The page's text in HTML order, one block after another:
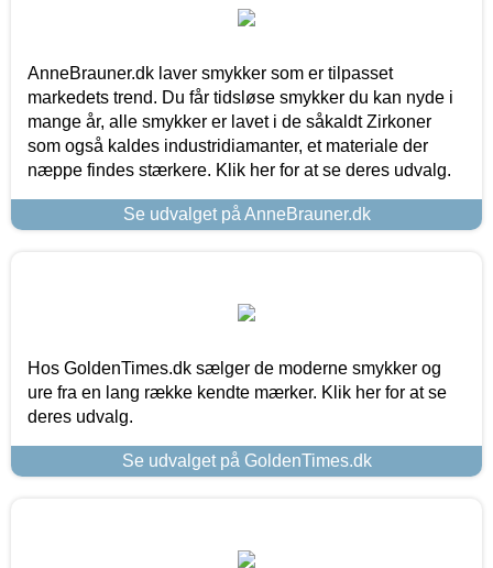
AnneBrauner.dk laver smykker som er tilpasset
markedets trend. Du får tidsløse smykker du kan nyde i
mange år, alle smykker er lavet i de såkaldt Zirkoner
som også kaldes industridiamanter, et materiale der
næppe findes stærkere. Klik her for at se deres udvalg.
Se udvalget på AnneBrauner.dk
Hos GoldenTimes.dk sælger de moderne smykker og
ure fra en lang række kendte mærker. Klik her for at se
deres udvalg.
Se udvalget på GoldenTimes.dk